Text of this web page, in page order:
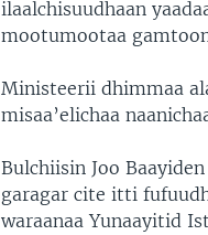
ilaalchisuudhaan
mootumootaa
Ministeerii dhimmaa
misaa’elichaa
Bulchiisin Joo
garagar cite itti
waraanaa Yunaayitid